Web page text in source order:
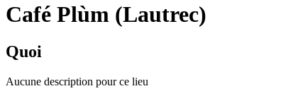
Café Plùm (Lautrec)
Quoi
Aucune description pour ce lieu